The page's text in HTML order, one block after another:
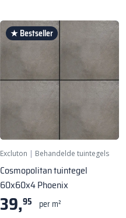
★ Bestseller
Excluton | Behandelde tuintegels
Cosmopolitan tuintegel
60x60x4 Phoenix
39,95 per m²